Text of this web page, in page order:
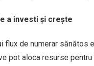
a investi și crește
flux de numerar
pot aloca resurse